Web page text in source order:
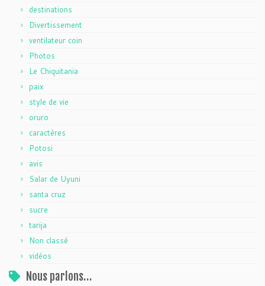
destinations
Divertissement
ventilateur coin
Photos
Le Chiquitania
paix
style de vie
oruro
caractères
Potosi
avis
Salar de Uyuni
santa cruz
sucre
tarija
Non classé
vidéos
Nous parlons…